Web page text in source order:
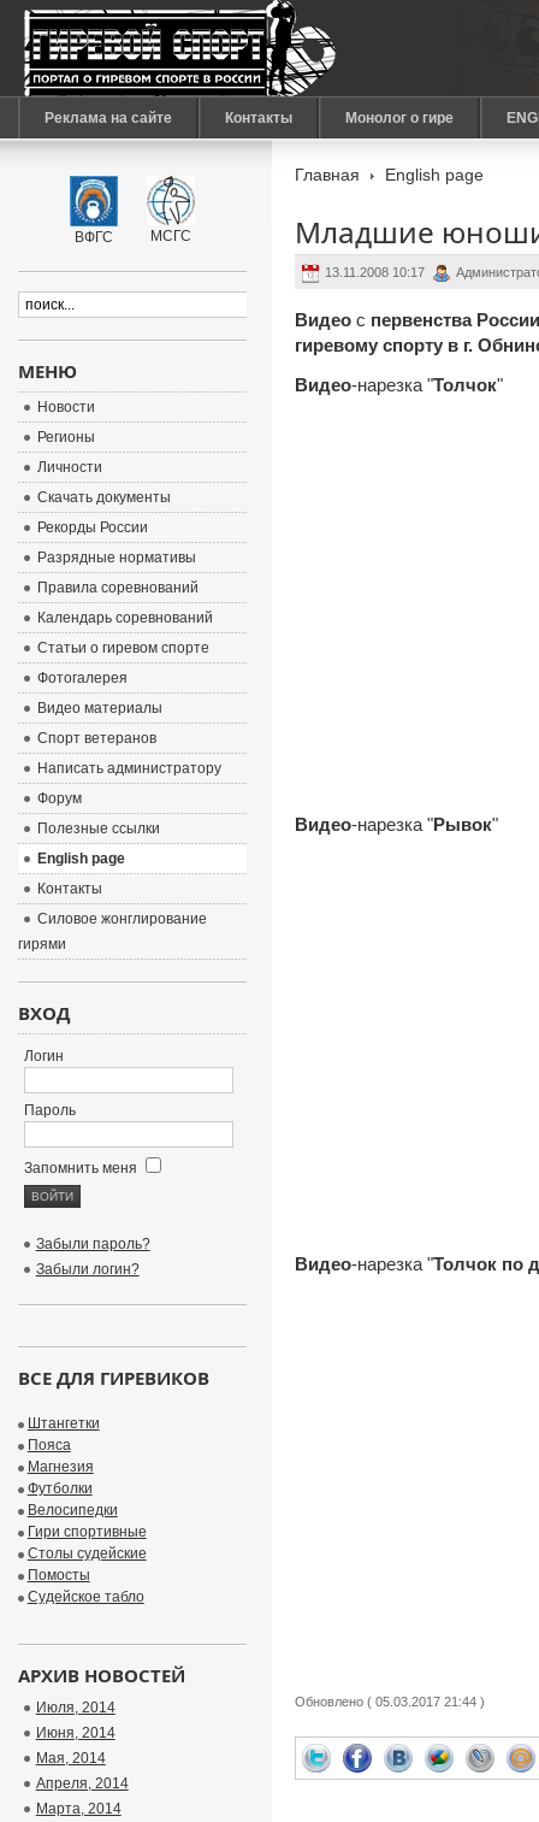
Реклама на сайте Контакты Монолог о гире
Главная English page
Младшие
13.11.2008 10:17
Видеос первенства
гиревому спорту в г.
Видео-нарезка "Толчок"
Видео-нарезка "Рывок"
Видео-нарезка "Толчок по
Обновлено ( 05.03.2017 21:44 )
ВФГС МСГС
МЕНЮ
Новости
Регионы
Личности
Скачать документы
Рекорды России
Разрядные нормативы
Правила соревнований
Календарь соревнований
Статьи о гиревом спорте
Фотогалерея
Видео материалы
Спорт ветеранов
Написать администратору
Форум
Полезные ссылки
English page
Контакты
Силовое жонглирование
гирями
ВХОД
Логин
Пароль
Запомнить меня
Забыли пароль?
Забыли логин?
ВСЕ ДЛЯ ГИРЕВИКОВ
Штангетки
Пояса
Магнезия
Футболки
Велосипедки
Гири спортивные
Столы судейские
Помосты
Судейское табло
АРХИВ НОВОСТЕЙ
Июля, 2014
Июня, 2014
Мая, 2014
Апреля, 2014
Марта, 2014